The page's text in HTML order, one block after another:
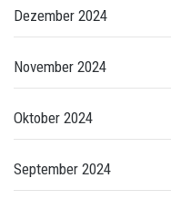
Dezember 2024
November 2024
Oktober 2024
September 2024